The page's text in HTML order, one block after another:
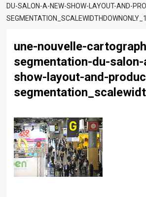
DU-SALON-A-NEW-SHOW-LAYOUT-AND-
une-nouvelle-
segmentation-du-salon-
show-layout-and-